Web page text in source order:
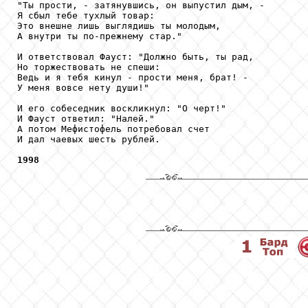
"Ты прости, - затянувшись, он выпустил дым, -
Я сбыл тебе тухлый товар:
Это внешне лишь выглядишь ты молодым,
А внутри ты по-прежнему стар."
И ответствовал Фауст: "Должно быть, ты рад,
Но торжествовать не спеши:
Ведь и я тебя кинул - прости меня, брат! -
У меня вовсе нету души!"
И его собеседник воскликнул: "О черт!"
И Фауст ответил: "Налей."
А потом Мефистофель потребовал счет
И дал чаевых шесть рублей.
1998